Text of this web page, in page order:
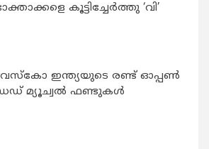
കൂട്ടിച്ചേർത്തു ‘വി’
ഇന്ത്യയുടെ രണ്ട് ഓപ്പണ്‍
മ്യൂച്വല്‍ ഫണ്ടുകള്‍